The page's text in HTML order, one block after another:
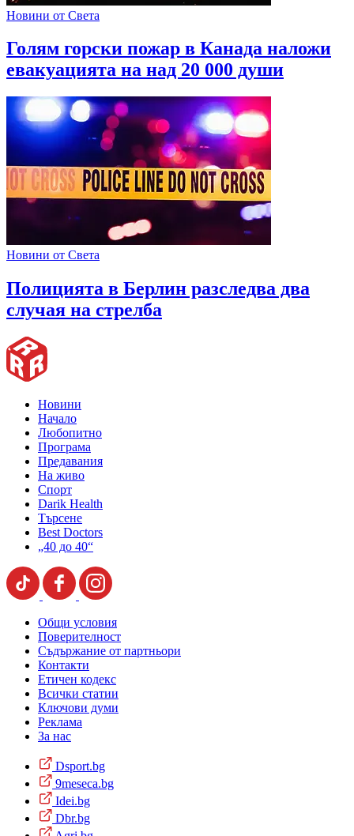
Новини от Света
Голям горски пожар в Канада наложи
евакуацията на над 20 000 души
Новини от Света
Полицията в Берлин разследва два
случая на стрелба
Новини
Начало
Любопитно
Програма
Предавания
На живо
Спорт
Darik Health
Търсене
Best Doctors
„40 до 40“
Общи условия
Поверителност
Съдържание от партньори
Контакти
Етичен кодекс
Всички статии
Ключови думи
Реклама
За нас
Dsport.bg
9meseca.bg
Idei.bg
Dbr.bg